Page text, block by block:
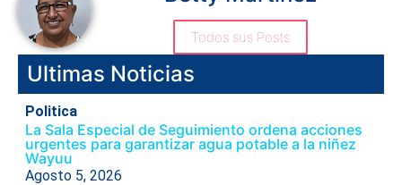
Todos sus Posts
Ultimas Noticias
Politica
La Sala Especial de Seguimiento ordena acciones
urgentes para garantizar agua potable a la niñez
Wayuu
Agosto 5, 2026